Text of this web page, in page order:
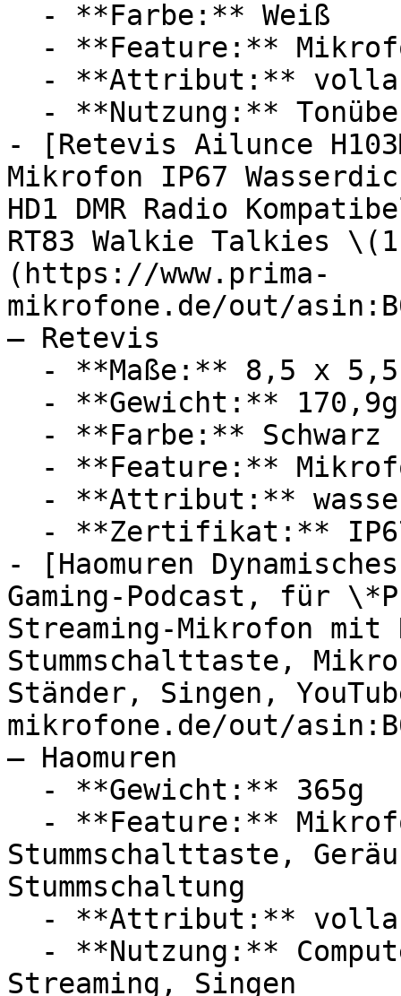
- [Retevis Ailunce
Mikrofon IP67
HD1 DMR Radio
RT83 Walkie Talkies
(https://www.prima-
mikrofone.de/out/
— Retevis
- [Haomuren
Gaming-Podcast, für
Streaming-Mikrofon mit
Stummschalttaste,
Ständer, Singen,
mikrofone.de/out/
— Haomuren
Stummschalttaste,
Stummschaltung
Streaming, Singen